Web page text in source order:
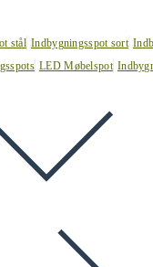
stål Indbygningsspot sort
LED Møbelspot